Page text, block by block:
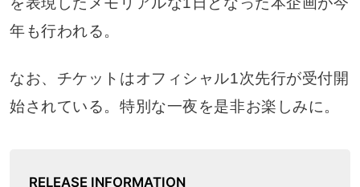
年も行われる。
なお、チケットはオフィシャル1次先行が受付開
始されている。特別な一夜を是非お楽しみに。
RELEASE INFORMATION